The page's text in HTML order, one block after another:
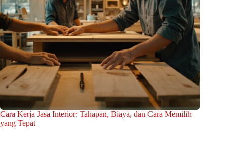
Cara Kerja Jasa Interior: Tahapan, Biaya, dan Cara Memilih
yang Tepat